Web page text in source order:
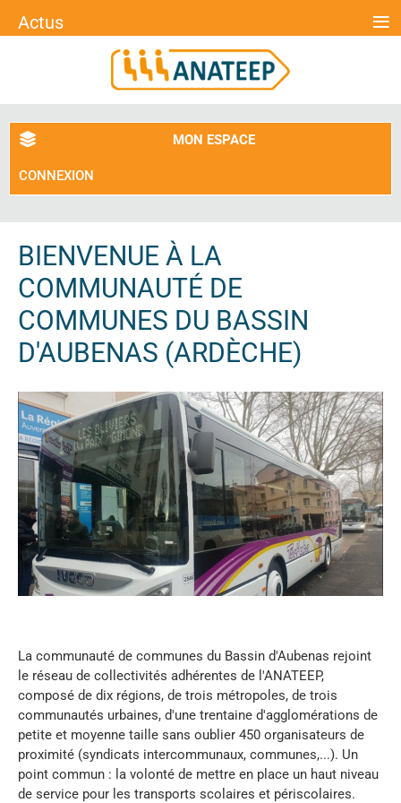
MON ESPACE
CONNEXION
BIENVENUE À LA
COMMUNAUTÉ DE
COMMUNES DU BASSIN
D'AUBENAS (ARDÈCHE)
La communauté de communes du Bassin d'Aubenas rejoint
le réseau de collectivités adhérentes de l'ANATEEP,
composé de dix régions, de trois métropoles, de trois
communautés urbaines, d'une trentaine d'agglomérations de
petite et moyenne taille sans oublier 450 organisateurs de
proximité (syndicats intercommunaux, communes,...). Un
point commun : la volonté de mettre en place un haut niveau
de service pour les transports scolaires et périscolaires.
Actus ≡